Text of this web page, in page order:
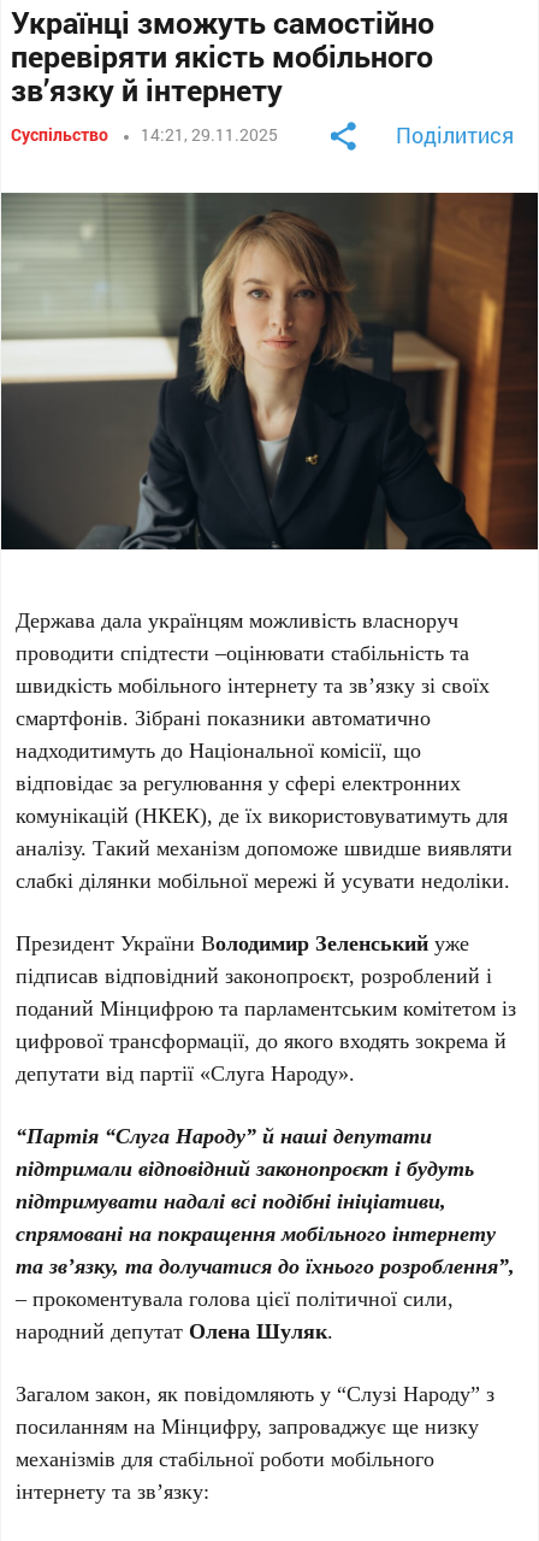
Українці зможуть самостійно
перевіряти якість мобільного
зв’язку й інтернету
Суспільство 14:21, 29.11.2025 Поділитися
Держава дала українцям можливість власноруч
проводити спідтести –оцінювати стабільність та
швидкість мобільного інтернету та зв’язку зі своїх
смартфонів. Зібрані показники автоматично
надходитимуть до Національної комісії, що
відповідає за регулювання у сфері електронних
комунікацій (НКЕК), де їх використовуватимуть для
аналізу. Такий механізм допоможе швидше виявляти
слабкі ділянки мобільної мережі й усувати недоліки.
Президент України Володимир Зеленський уже
підписав відповідний законопроєкт, розроблений і
поданий Мінцифрою та парламентським комітетом із
цифрової трансформації, до якого входять зокрема й
депутати від партії «Слуга Народу».
“Партія “Слуга Народу” й наші депутати
підтримали відповідний законопроєкт і будуть
підтримувати надалі всі подібні ініціативи,
спрямовані на покращення мобільного інтернету
та зв’язку, та долучатися до їхнього розроблення”,
– прокоментувала голова цієї політичної сили,
народний депутат Олена Шуляк.
Загалом закон, як повідомляють у “Слузі Народу” з
посиланням на Мінцифру, запроваджує ще низку
механізмів для стабільної роботи мобільного
інтернету та зв’язку: